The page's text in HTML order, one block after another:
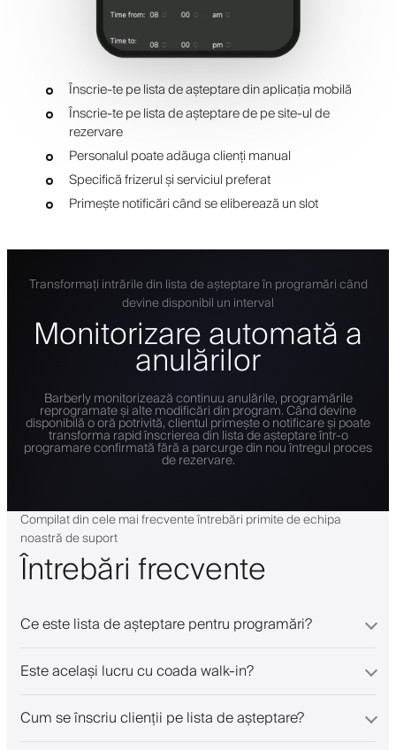
Înscrie-te pe lista de așteptare din aplicația mobilă
Înscrie-te pe lista de așteptare de pe site-ul de
rezervare
Personalul poate adăuga clienți manual
Specifică frizerul și serviciul preferat
Primește notificări când se eliberează un slot
Transformați intrările din lista de așteptare în programări când
devine disponibil un interval
Monitorizare automată a
anulărilor
Barberly monitorizează continuu anulările, programările
reprogramate și alte modificări din program. Când devine
disponibilă o oră potrivită, clientul primește o notificare și poate
transforma rapid înscrierea din lista de așteptare într-o
programare confirmată fără a parcurge din nou întregul proces
de rezervare.
Compilat din cele mai frecvente întrebări primite de echipa
noastră de suport
Întrebări frecvente
Ce este lista de așteptare pentru programări?
Este același lucru cu coada walk-in?
Cum se înscriu clienții pe lista de așteptare?